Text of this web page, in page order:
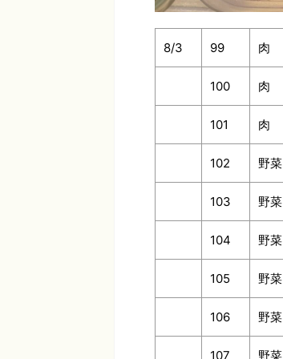
8/3 99 肉
100 肉
101 肉
102 野菜
103 野菜
104 野菜
105 野菜
106 野菜
107 野菜